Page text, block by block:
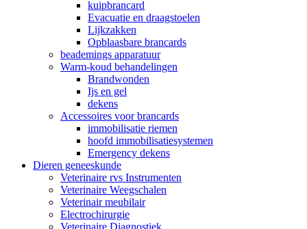
kuipbrancard
Evacuatie en draagstoelen
Lijkzakken
Opblaasbare brancards
beademings apparatuur
Warm-koud behandelingen
Brandwonden
Ijs en gel
dekens
Accessoires voor brancards
immobilisatie riemen
hoofd immobilisatiesystemen
Emergency dekens
Dieren geneeskunde
Veterinaire rvs Instrumenten
Veterinaire Weegschalen
Veterinair meubilair
Electrochirurgie
Veterinaire Diagnostiek